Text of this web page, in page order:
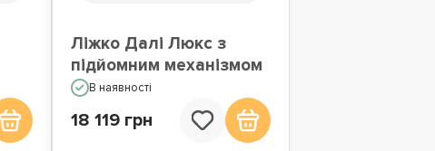
Ліжко Далі Люкс з
підйомним механізмом
В наявності
18 119 грн